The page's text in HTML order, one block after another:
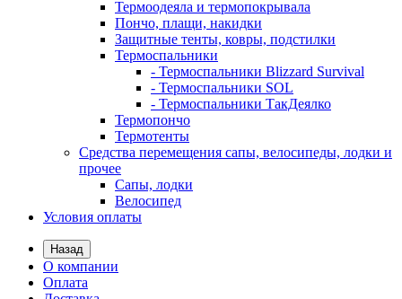
Термоодеяла и термопокрывала
Пончо, плащи, накидки
Защитные тенты, ковры, подстилки
Термоспальники
- Термоспальники Blizzard Survival
- Термоспальники SOL
- Термоспальники ТакДеялко
Термопончо
Термотенты
Средства перемещения сапы, велосипеды, лодки и
прочее
Сапы, лодки
Велосипед
Условия оплаты
Назад
О компании
Оплата